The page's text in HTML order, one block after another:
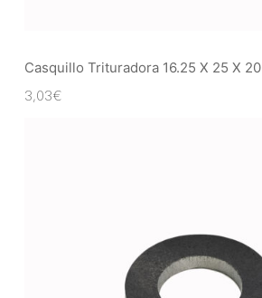
Casquillo Trituradora 16.25 X 25 X 20
3,03€